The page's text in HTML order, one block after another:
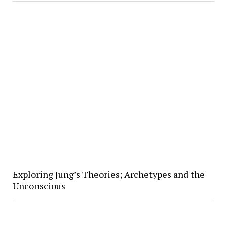
Exploring Jung’s Theories; Archetypes and the
Unconscious